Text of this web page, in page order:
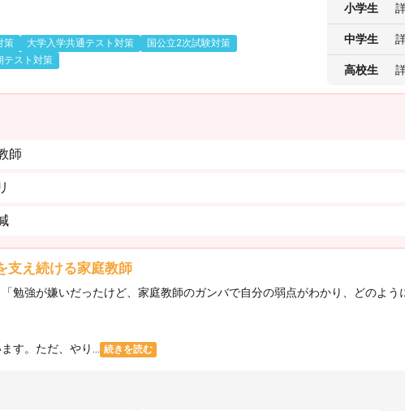
策 大学入学共通テスト対策
国公立2次試験対策
テスト対策
小学生
中学生
高校生
師
支え続ける家庭教師
勉強が嫌いだったけど、家庭教師のガンバで自分の弱点がわかり、どのよう
す。ただ、やり... 続きを読む